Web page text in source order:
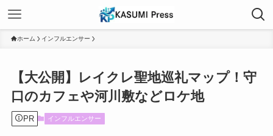
ホーム インフルエンサー
【大公開】レイクレ聖地巡礼マップ！守
口のカフェや河川敷などロケ地
PR インフルエンサー